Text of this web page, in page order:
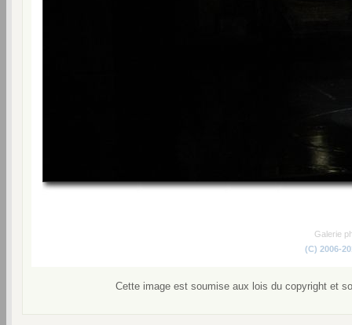
Galerie
(C) 2006-
Cette image est soumise aux lois du copyright et